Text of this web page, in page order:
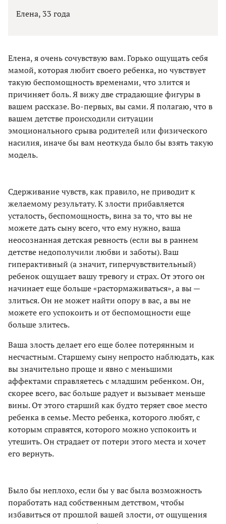
Елена, 33 года
Елена, я очень сочувствую вам. Горько ощущать себя
мамой, которая любит своего ребенка, но чувствует
такую беспомощность временами, что злится и
причиняет боль. Я вижу две страдающие фигуры в
вашем рассказе. Во-первых, вы сами. Я полагаю, что в
вашем детстве происходили ситуации
эмоционального срыва родителей или физического
насилия, иначе бы вам неоткуда было бы взять такую
модель.
Сдерживание чувств, как правило, не приводит к
желаемому результату. К злости прибавляется
усталость, беспомощность, вина за то, что вы не
можете дать сыну всего, что ему нужно, ваша
неосознанная детская ревность (если вы в раннем
детстве недополучили любви и заботы). Ваш
гиперактивный (а значит, гиперчувствительный)
ребенок ощущает вашу тревогу и страх. От этого он
начинает еще больше «растормаживаться», а вы —
злиться. Он не может найти опору в вас, а вы не
можете его успокоить и от беспомощности еще
больше злитесь.
Ваша злость делает его еще более потерянным и
несчастным. Старшему сыну непросто наблюдать, как
вы значительно проще и явно с меньшими
аффектами справляетесь с младшим ребенком. Он,
скорее всего, вас больше радует и вызывает меньше
вины. От этого старший как будто теряет свое место
ребенка в семье. Место ребенка, которого любят, с
которым справятся, которого можно успокоить и
утешить. Он страдает от потери этого места и хочет
его вернуть.
Было бы неплохо, если бы у вас была возможность
поработать над собственным детством, чтобы
избавиться от прошлой вашей злости, от ощущения